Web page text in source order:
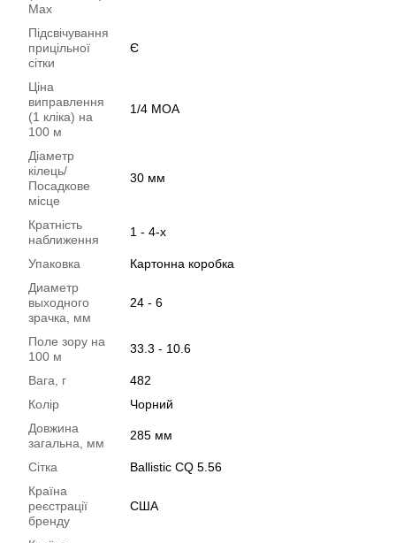
Max
Підсвічування
прицільної
сітки
Є
Ціна
виправлення
(1 кліка) на
100 м
1/4 MOA
Діаметр
кілець/
Посадкове
місце
30 мм
Кратність
наближення
1 - 4-х
Упаковка
Картонна коробка
Диаметр
выходного
зрачка, мм
24 - 6
Поле зору на
100 м
33.3 - 10.6
Вага, г
482
Колір
Чорний
Довжина
загальна, мм
285 мм
Сітка
Ballistic CQ 5.56
Країна
реєстрації
бренду
США